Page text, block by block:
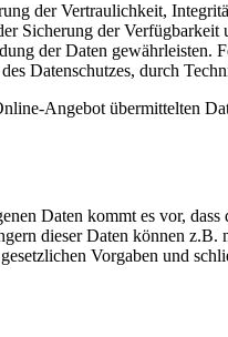
der Vertraulichkeit,
Sicherung der
der Daten
Datenschutzes, durch
Angebot übermittelten
Daten kommt es vor,
dieser Daten können
Vorgaben und